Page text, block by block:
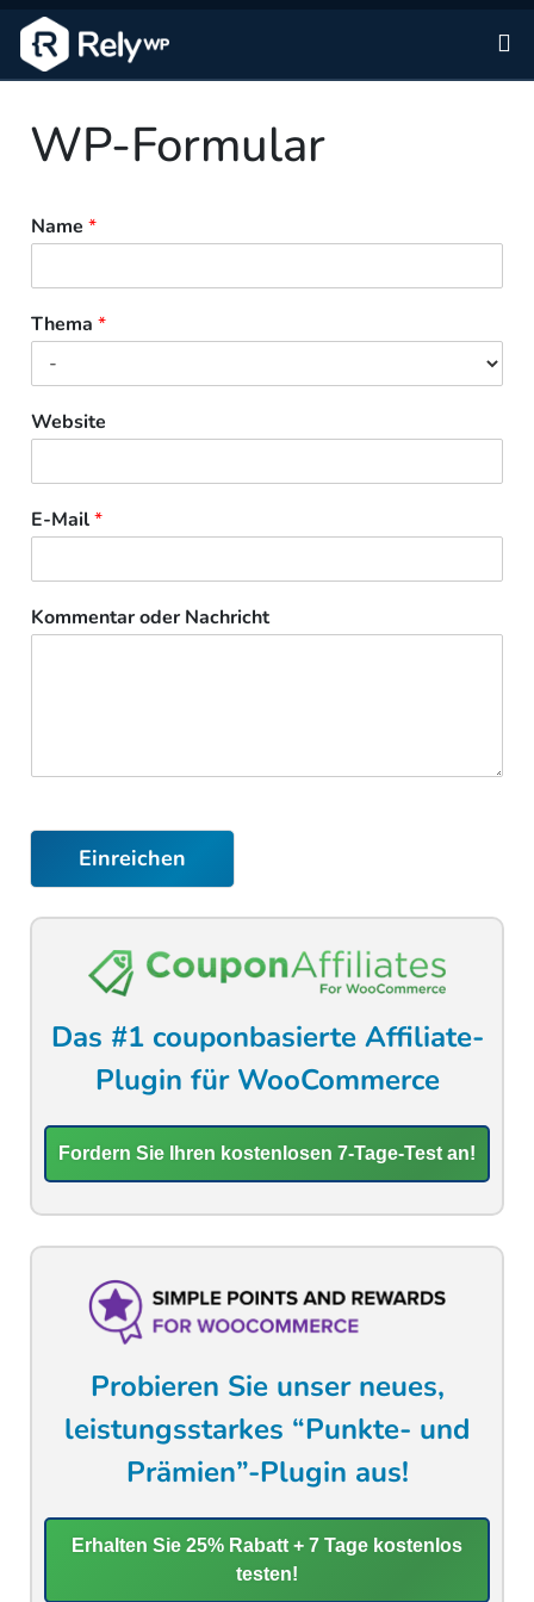
WP-Formular
Name *
Thema *
Website
E-Mail*
Kommentar oder Nachricht
Einreichen
Das #1 couponbasierte Affiliate-
Plugin für WooCommerce
Fordern Sie Ihren kostenlosen 7-Tage-Test an!
Probieren Sie unser neues,
leistungsstarkes “Punkte- und
Prämien”-Plugin aus!
Erhalten Sie 25% Rabatt + 7 Tage kostenlos
testen!